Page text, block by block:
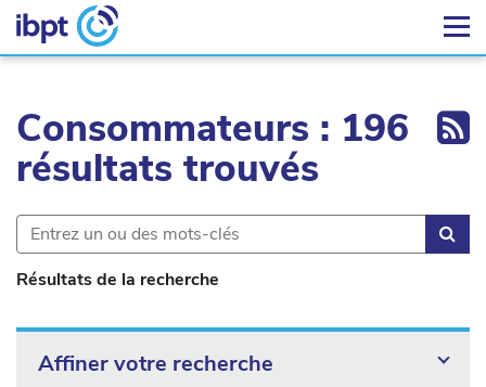
Consommateurs : 196
résultats trouvés
Résultats de la recherche
Affiner votre recherche